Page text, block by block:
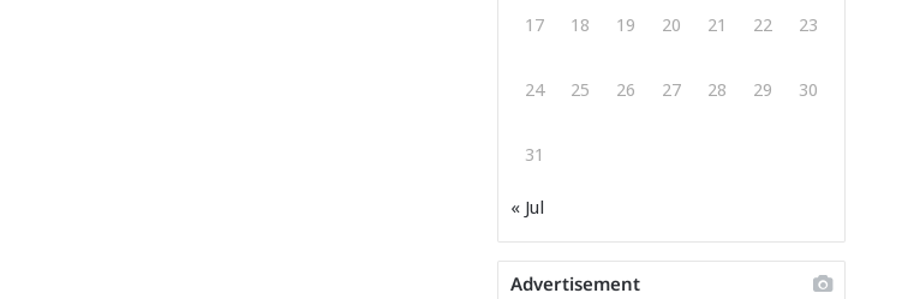
17 18 19 20 21 22 23
24 25 26 27 28 29 30
31
« Jul
Advertisement